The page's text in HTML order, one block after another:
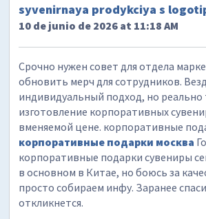
syvenirnaya prodykciya s
10 de junio de 2026 at 11:18 AM
Срочно нужен совет для отдела
обновить мерч для сотрудников.
индивидуальный подход, но реально
изготовление корпоративных
вменяемой цене. корпоративные
корпоративные подарки москва
корпоративные подарки сувениры
в основном в Китае, но боюсь за
просто собираем инфу. Заранее
откликнется.